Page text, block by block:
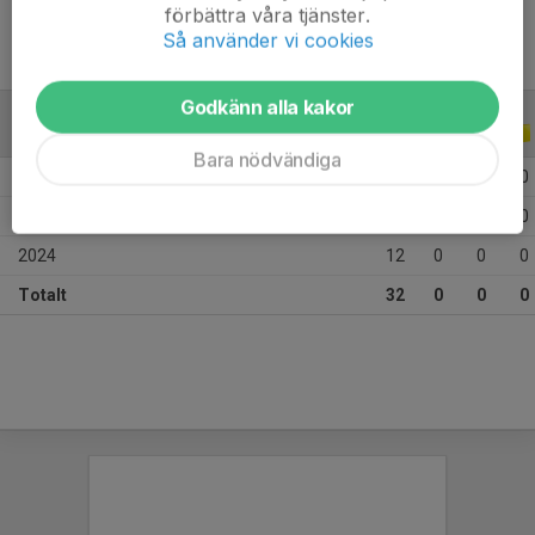
ALLA SERIER ALLA ÅR
0
0
2024 12 0 0 0
Totalt 32 0 0 0
förbättra våra tjänster.
Så använder vi cookies
Godkänn alla kakor
Bara nödvändiga